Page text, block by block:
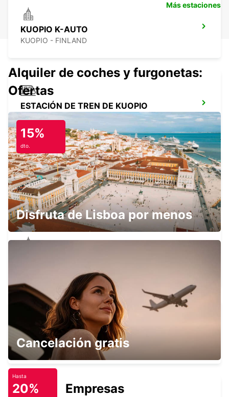
KUOPIO K-AUTO
KUOPIO - FINLAND
ESTACIÓN DE TREN DE KUOPIO
KUOPIO - FINLAND
ESTACIÓN DE TREN DE TAMPERE
TAMPERE - FINLAND
TAMPERE K-AUTO
TAMPERE - FINLAND
Más estaciones
Alquiler de coches y furgonetas:
Ofertas
15%
dto.
Disfruta de Lisboa por menos
Cancelación gratis
Hasta
20% Empresas